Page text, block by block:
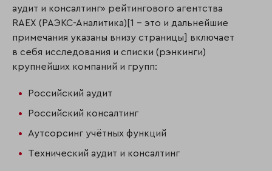
аудит и консалтинг» рейтингового агентства
RAEX (РАЭКС-Аналитика)[1 - это и дальнейшие
примечания указаны внизу страницы] включает
в себя исследования и списки (рэнкинги)
крупнейших компаний и групп:
Российский аудит
Российский консалтинг
Аутсорсинг учётных функций
Технический аудит и консалтинг